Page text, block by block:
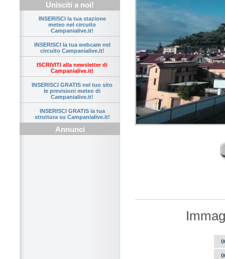
Unisciti a noi!
INSERISCI la tua stazione
meteo nel circuito
Campanialive.it!
INSERISCI la tua webcam nel
circuito Campanialive.it!
ISCRIVITI alla newsletter di
Campanialive.it!
INSERISCI GRATIS nel tuo sito
le previsioni meteo di
Campanialive.it!
INSERISCI GRATIS la tua
struttura su Campanialive.it!
Annunci